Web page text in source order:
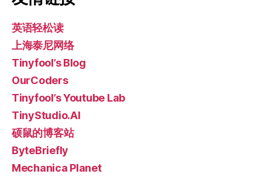
英语轻松读
上海泰尼网络
Tinyfool’s Blog
OurCoders
Tinyfool’s Youtube Lab
TinyStudio.AI
硕鼠的博客站
ByteBriefly
Mechanica Planet